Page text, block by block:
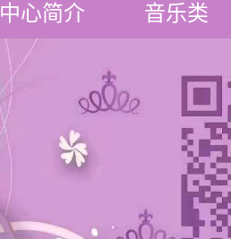
中心简介 音乐类